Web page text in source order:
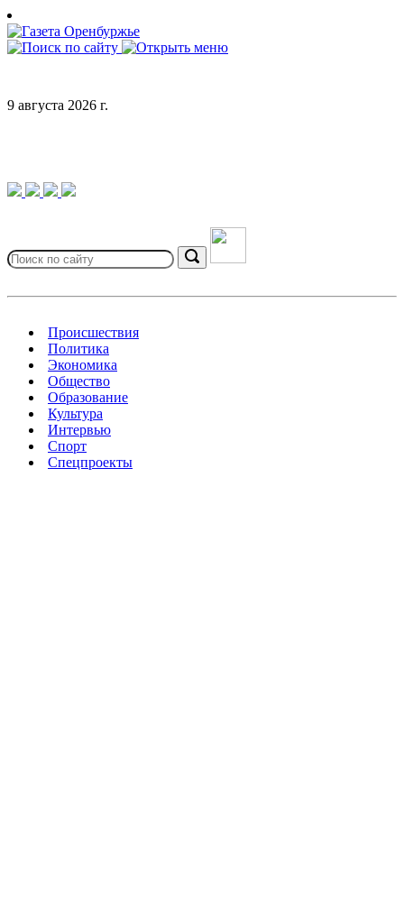
Skip
to
content
9 августа 2026 г.
for:
Search
Происшествия
Политика
Экономика
Общество
Образование
Культура
Интервью
Спорт
Спецпроекты